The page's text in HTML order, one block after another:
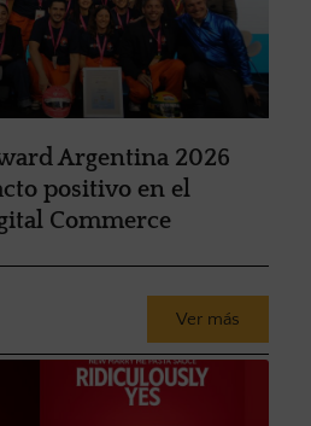
Argentina 2026
positivo en el
Commerce
Ver más